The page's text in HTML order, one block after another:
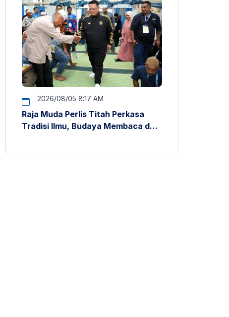
2026/08/05 8:17 AM
Raja Muda Perlis Titah Perkasa
Tradisi Ilmu, Budaya Membaca dan